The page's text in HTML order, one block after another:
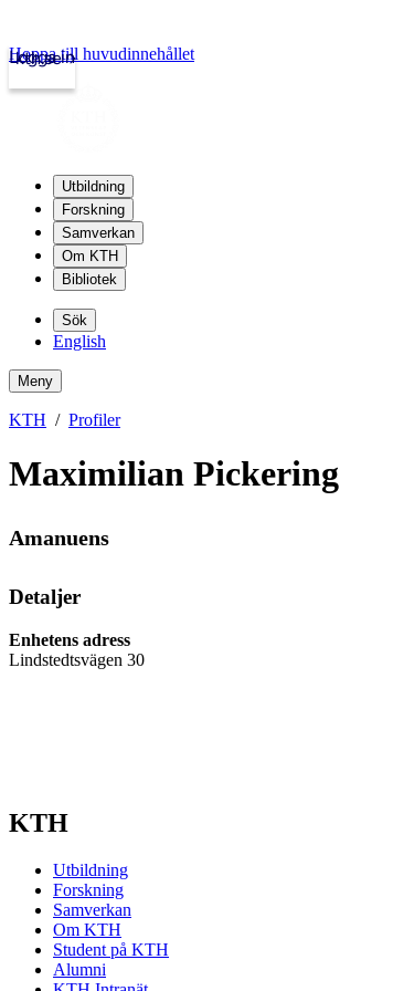
kth.se
Logga in
Hoppa till huvudinnehållet
Utbildning
Forskning
Samverkan
Om KTH
Bibliotek
Sök
English
Meny
KTH Profiler
Maximilian Pickering
Amanuens
Detaljer
Enhetens adress
Lindstedtsvägen 30
KTH
Utbildning
Forskning
Samverkan
Om KTH
Student på KTH
Alumni